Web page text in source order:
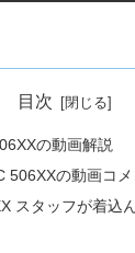
目次
の動画解説
506XXの動画コ
スタッフが着込